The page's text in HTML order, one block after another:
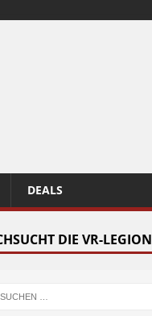
DEALS
DIE VR-LEGION